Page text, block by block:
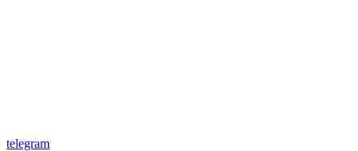
telegram